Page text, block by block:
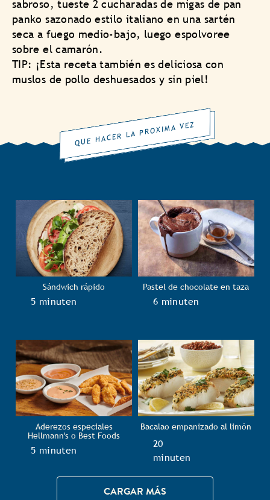
sabroso, tueste 2 cucharadas de migas de pan
panko sazonado estilo italiano en una sartén
seca a fuego medio-bajo, luego espolvoree
sobre el camarón.
TIP: ¡Esta receta también es deliciosa con
muslos de pollo deshuesados y sin piel!
QUE HACER LA PROXIMA VEZ
Sándwich rápido
TotalTime
5 minuten
Pastel de chocolate en taza
TotalTime
6 minuten
Aderezos especiales
Hellmann's o Best Foods
TotalTime
5 minuten
Bacalao empanizado al limón
TotalTime
20
minuten
CARGAR MÁS